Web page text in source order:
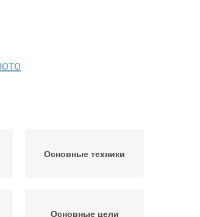
Основные техники
Основные цели